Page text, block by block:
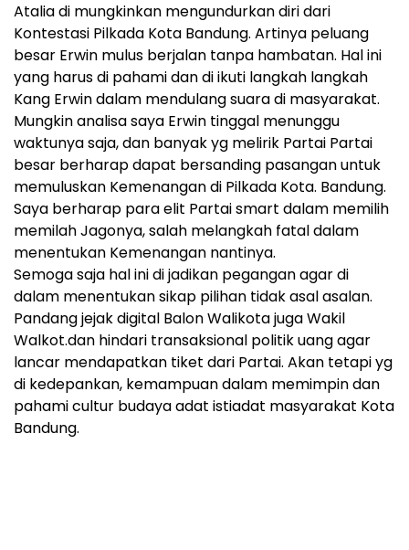
Atalia di mungkinkan mengundurkan diri dari
Kontestasi Pilkada Kota Bandung. Artinya peluang
besar Erwin mulus berjalan tanpa hambatan. Hal ini
yang harus di pahami dan di ikuti langkah langkah
Kang Erwin dalam mendulang suara di masyarakat.
Mungkin analisa saya Erwin tinggal menunggu
waktunya saja, dan banyak yg melirik Partai Partai
besar berharap dapat bersanding pasangan untuk
memuluskan Kemenangan di Pilkada Kota. Bandung.
Saya berharap para elit Partai smart dalam memilih
memilah Jagonya, salah melangkah fatal dalam
menentukan Kemenangan nantinya.
Semoga saja hal ini di jadikan pegangan agar di
dalam menentukan sikap pilihan tidak asal asalan.
Pandang jejak digital Balon Walikota juga Wakil
Walkot.dan hindari transaksional politik uang agar
lancar mendapatkan tiket dari Partai. Akan tetapi yg
di kedepankan, kemampuan dalam memimpin dan
pahami cultur budaya adat istiadat masyarakat Kota
Bandung.